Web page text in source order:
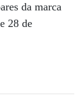
da marca
28 de